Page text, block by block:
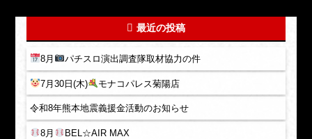
最近の投稿
8月 パチスロ演出調査隊取材協力の件
7月30日(木) モナコパレス菊陽店
令和8年熊本地震義援金活動のお知らせ
8月 BEL☆AIR MAX